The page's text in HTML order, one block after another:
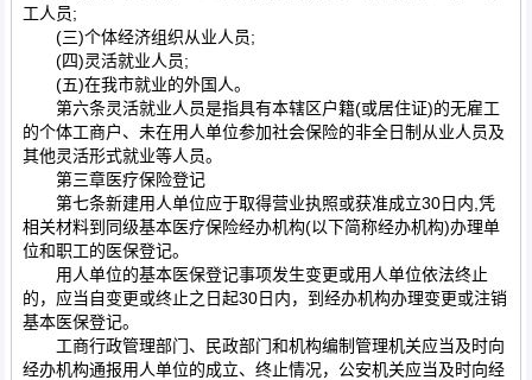
工人员;
(三)个体经济组织从业人员;
(四)灵活就业人员;
(五)在我市就业的外国人。
第六条灵活就业人员是指具有本辖区户籍(或居住证)的无雇工
的个体工商户、未在用人单位参加社会保险的非全日制从业人员及
其他灵活形式就业等人员。
第三章医疗保险登记
第七条新建用人单位应于取得营业执照或获准成立30日内,凭
相关材料到同级基本医疗保险经办机构(以下简称经办机构)办理单
位和职工的医保登记。
用人单位的基本医保登记事项发生变更或用人单位依法终止
的，应当自变更或终止之日起30日内，到经办机构办理变更或注销
基本医保登记。
工商行政管理部门、民政部门和机构编制管理机关应当及时向
经办机构通报用人单位的成立、终止情况，公安机关应当及时向经